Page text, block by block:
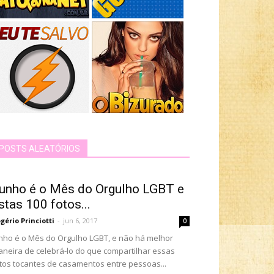
POSTS ALEATÓRIOS
é o Mês do Orgulho LGBT e
100 fotos...
Princiotti - jun 6, 2017 0
é o Mês do Orgulho LGBT, e não há melhor
de celebrá-lo do que compartilhar essas
tocantes de casamentos entre pessoas...